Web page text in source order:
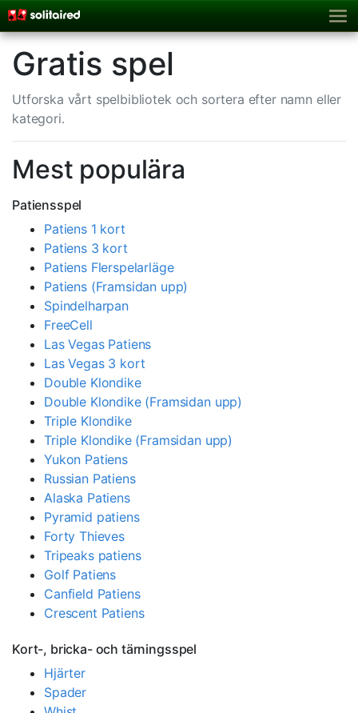
Gratis spel
Utforska vårt spelbibliotek och sortera efter namn eller
kategori.
Mest populära
Patiensspel
Patiens 1 kort
Patiens 3 kort
Patiens Flerspelarläge
Patiens (Framsidan upp)
Spindelharpan
FreeCell
Las Vegas Patiens
Las Vegas 3 kort
Double Klondike
Double Klondike (Framsidan upp)
Triple Klondike
Triple Klondike (Framsidan upp)
Yukon Patiens
Russian Patiens
Alaska Patiens
Pyramid patiens
Forty Thieves
Tripeaks patiens
Golf Patiens
Canfield Patiens
Crescent Patiens
Kort-, bricka- och tärningsspel
Hjärter
Spader